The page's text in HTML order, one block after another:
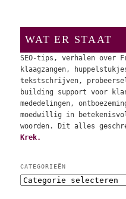
WAT ER STAAT
SEO-tips, verhalen over
klaagzangen,
tekstschrijven,
building support voor
mededelingen,
moedwillig in
woorden. Dit alles
Krek.
CATEGORIEËN
C